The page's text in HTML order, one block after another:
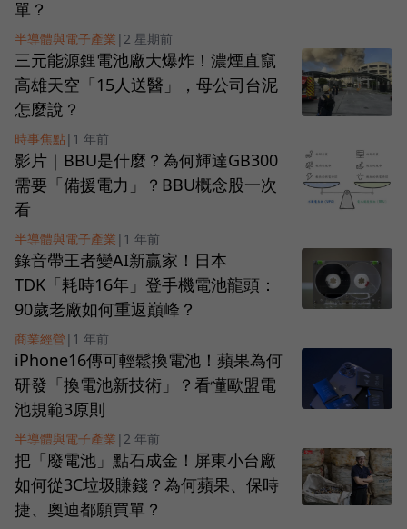
單？
半導體與電子產業 | 2 星期前
三元能源鋰電池廠大爆炸！濃煙直竄
高雄天空「15人送醫」，母公司台泥
怎麼說？
時事焦點| 1 年前
影片｜BBU是什麼？為何輝達GB300
需要「備援電力」？BBU概念股一次
看
半導體與電子產業 | 1 年前
錄音帶王者變AI新贏家！日本
TDK「耗時16年」登手機電池龍頭：
90歲老廠如何重返巔峰？
商業經營 | 1 年前
iPhone16傳可輕鬆換電池！蘋果為何
研發「換電池新技術」？看懂歐盟電
池規範3原則
半導體與電子產業 | 2 年前
把「廢電池」點石成金！屏東小台廠
如何從3C垃圾賺錢？為何蘋果、保時
捷、奧迪都願買單？